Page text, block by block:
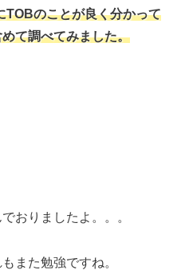
TOBのことが良く分かって
て調べてみました。
おりましたよ。。。
また勉強ですね。